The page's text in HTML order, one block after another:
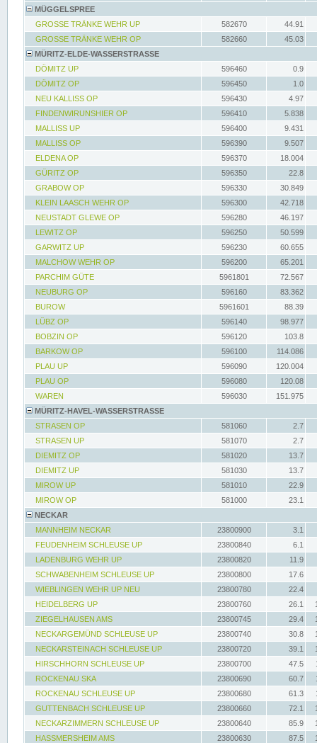
MÜGGELSPREE
GROSSE TRÄNKE WEHR UP
582670
44.91
GROSSE TRÄNKE WEHR OP
582660
45.03
MÜRITZ-ELDE-WASSERSTRASSE
DÖMITZ UP
596460
0.9
DÖMITZ OP
596450
1.0
NEU KALLISS OP
596430
4.97
FINDENWIRUNSHIER OP
596410
5.838
MALLISS UP
596400
9.431
MALLISS OP
596390
9.507
ELDENA OP
596370
18.004
GÜRITZ OP
596350
22.8
GRABOW OP
596330
30.849
KLEIN LAASCH WEHR OP
596300
42.718
NEUSTADT GLEWE OP
596280
46.197
LEWITZ OP
596250
50.599
GARWITZ UP
596230
60.655
MALCHOW WEHR OP
596200
65.201
PARCHIM GÜTE
5961801
72.567
NEUBURG OP
596160
83.362
BUROW
5961601
88.39
LÜBZ OP
596140
98.977
BOBZIN OP
596120
103.8
BARKOW OP
596100
114.086
PLAU UP
596090
120.004
PLAU OP
596080
120.08
WAREN
596030
151.975
MÜRITZ-HAVEL-WASSERSTRASSE
STRASEN OP
581060
2.7
STRASEN UP
581070
2.7
DIEMITZ OP
581020
13.7
DIEMITZ UP
581030
13.7
MIROW UP
581010
22.9
MIROW OP
581000
23.1
NECKAR
MANNHEIM NECKAR
23800900
3.1
FEUDENHEIM SCHLEUSE UP
23800840
6.1
LADENBURG WEHR UP
23800820
11.9
SCHWABENHEIM SCHLEUSE UP
23800800
17.6
WIEBLINGEN WEHR UP NEU
23800780
22.4
HEIDELBERG UP
23800760 26.1
ZIEGELHAUSEN AMS
23800745 29.4
NECKARGEMÜND SCHLEUSE UP
23800740 30.8
NECKARSTEINACH SCHLEUSE UP
23800720 39.1
HIRSCHHORN SCHLEUSE UP
23800700 47.5
ROCKENAU SKA
23800690 60.7
ROCKENAU SCHLEUSE UP
23800680 61.3
GUTTENBACH SCHLEUSE UP
23800660 72.1
NECKARZIMMERN SCHLEUSE UP
23800640 85.9
HASSMERSHEIM AMS
23800630 87.5